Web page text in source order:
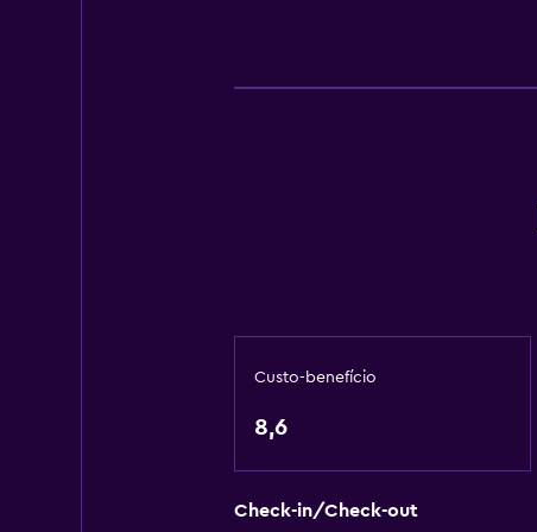
Custo-benefício
8,6
Check-in/Check-out